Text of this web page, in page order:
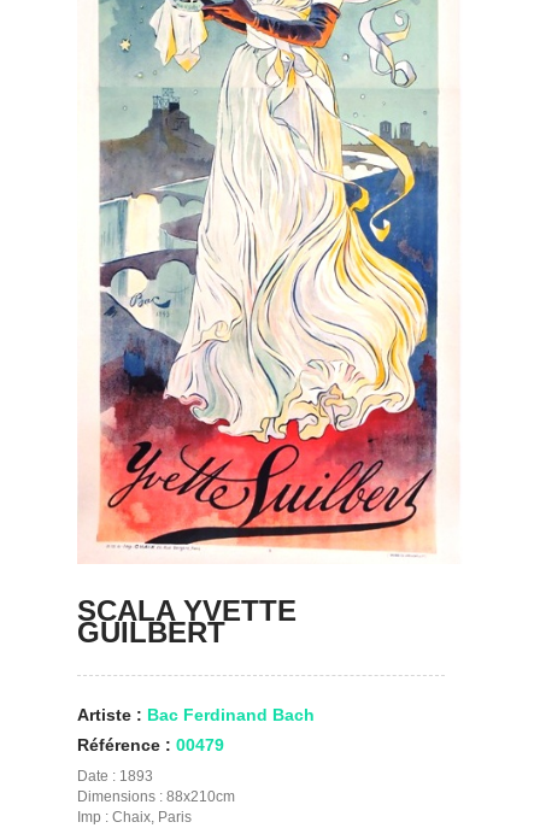
SCALA YVETTE
GUILBERT
Artiste : Bac Ferdinand Bach
Référence : 00479
Date : 1893
Dimensions : 88x210cm
Imp : Chaix, Paris